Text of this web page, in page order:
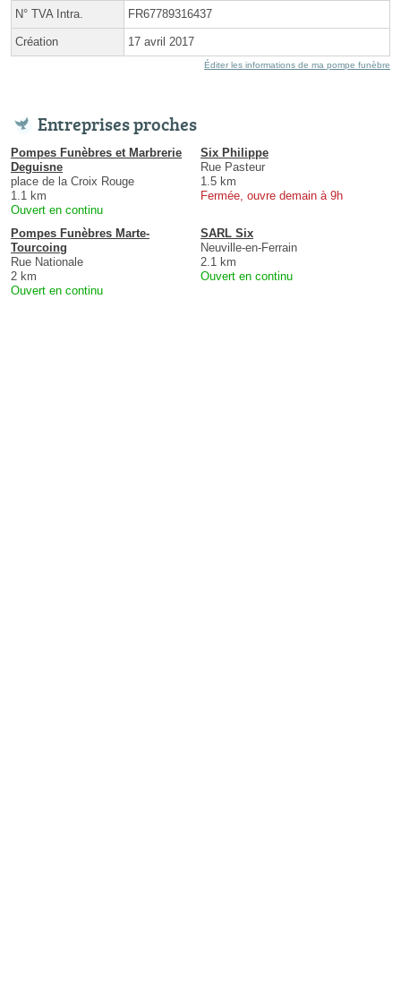
N° TVA Intra. FR67789316437
Création 17 avril 2017
Éditer les informations de ma pompe funèbre
Entreprises proches
Pompes Funèbres et Marbrerie
Deguisne
place de la Croix Rouge
1.1 km
Ouvert en continu
Six Philippe
Rue Pasteur
1.5 km
Fermée, ouvre demain à 9h
Pompes Funèbres Marte-
Tourcoing
Rue Nationale
2 km
Ouvert en continu
SARL Six
Neuville-en-Ferrain
2.1 km
Ouvert en continu